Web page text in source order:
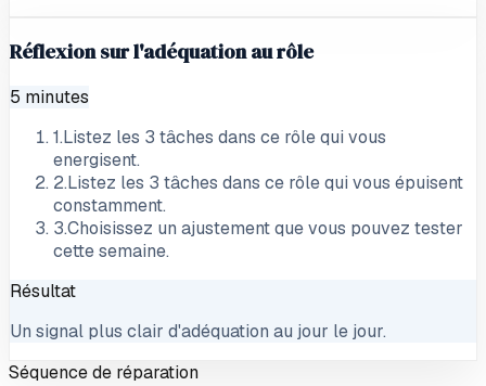
Réflexion sur l'adéquation au rôle
5 minutes
1.Listez les 3 tâches dans ce rôle qui vous
energisent.
2.Listez les 3 tâches dans ce rôle qui vous épuisent
constamment.
3.Choisissez un ajustement que vous pouvez tester
cette semaine.
Résultat
Un signal plus clair d'adéquation au jour le jour.
Séquence de réparation